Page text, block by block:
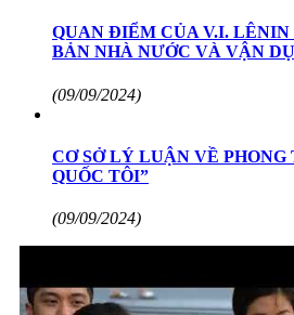
QUAN ĐIỂM CỦA V.I.
BẢN NHÀ NƯỚC VÀ VẬN
(09/09/2024)
CƠ SỞ LÝ LUẬN VỀ PHONG
QUỐC TÔI”
(09/09/2024)